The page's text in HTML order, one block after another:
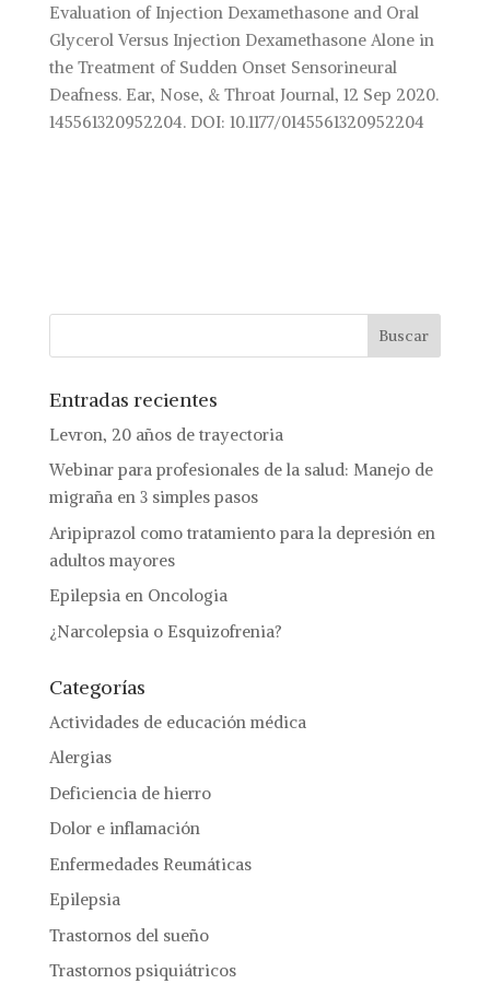
Evaluation of Injection Dexamethasone and Oral
Glycerol Versus Injection Dexamethasone Alone in
the Treatment of Sudden Onset Sensorineural
Deafness. Ear, Nose, & Throat Journal, 12 Sep 2020.
145561320952204. DOI: 10.1177/0145561320952204
Entradas recientes
Levron, 20 años de trayectoria
Webinar para profesionales de la salud: Manejo de
migraña en 3 simples pasos
Aripiprazol como tratamiento para la depresión en
adultos mayores
Epilepsia en Oncologia
¿Narcolepsia o Esquizofrenia?
Categorías
Actividades de educación médica
Alergias
Deficiencia de hierro
Dolor e inflamación
Enfermedades Reumáticas
Epilepsia
Trastornos del sueño
Trastornos psiquiátricos